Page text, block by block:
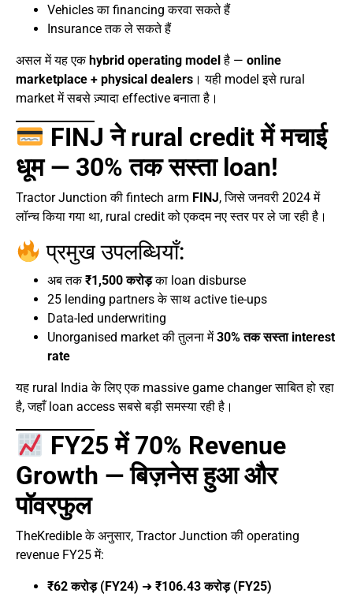
Vehicles का financing करवा सकते हैं
Insurance तक ले सकते हैं
असल में यह एक hybrid operating model है — online
marketplace + physical dealers । यही model इसे rural
market में सबसे ज़्यादा effective बनाता है।
FINJ ने rural credit में मचाई
धूम — 30% तक सस्ता loan!
Tractor Junction की fintech arm FINJ, जिसे जनवरी 2024 में
लॉन्च किया गया था, rural credit को एकदम नए स्तर पर ले जा रही है।
प्रमुख उपलब्धियाँ:
अब तक₹1,500 करोड़का loan disburse
25 lending partners के साथ active tie-ups
Data-led underwriting
Unorganised market की तुलना में30% तक सस्ता interest
rate
यह rural India के लिए एक massive game changer साबित हो रहा
है, जहाँ loan access सबसे बड़ी समस्या रही है।
FY25 में 70% Revenue
Growth — बिज़नेस हुआ और
पॉवरफुल
TheKredible के अनुसार, Tractor Junction की operating
revenue FY25 में:
₹62 करोड़ (FY24) ➜ ₹106.43 करोड़ (FY25)